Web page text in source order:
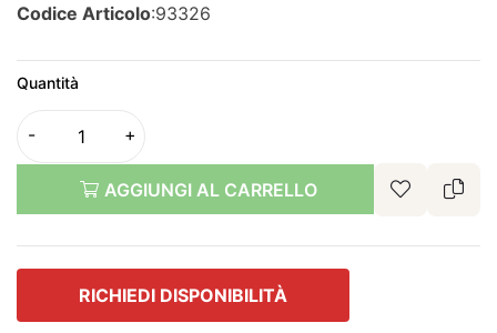
Codice Articolo:93326
Quantità
AGGIUNGI AL CARRELLO
RICHIEDI DISPONIBILITÀ